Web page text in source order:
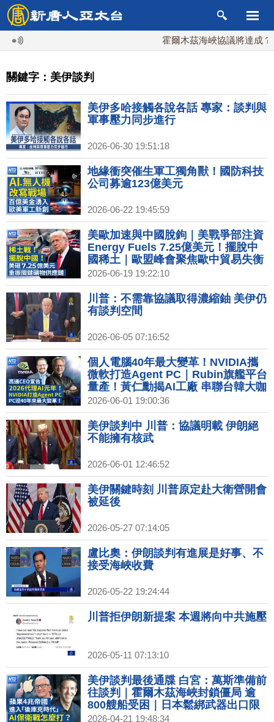
霍爾木茲海峽協議將達成？伊
關鍵字：美伊談判
美伊多哈接觸各說各話 專家：談判與
軍事壓力同步進行
2026-06-30 19:51:18
地緣衝突催生軍工獨角獸！國防科技
公司募逾123億美元
2026-06-22 19:45:59
美歐加速與中國脫鉤｜美戰爭部注資
Energy Fuels 7.25億美元！擺脫中
國稀土｜歐盟峰會聚焦歐中貿易失衡
德媒：歐盟將對中國PHEV徵稅
2026-06-19 19:22:10
川普：不需靠協議取得濃縮鈾 美伊仍
有談判空間
2026-06-05 07:16:52
個人電腦40年最大變革！NVIDIA攜
微軟打造Agent PC｜Rubin旗艦平台
量產！黃仁勳揭AI工廠 串聯台韓大咖
｜高通CEO宣告「2026代理AI元年」
新伺服器機櫃亮相｜中國製造業PMI
降至三個月低點
2026-06-01 19:00:36
美伊談判中 川普：協議明載 伊朗絕
不能擁有核武
2026-06-01 12:46:52
美伊關鍵時刻 川普原定赴大衛營開會
被延後
2026-05-27 07:14:05
盧比奧：伊朗談判有進展是好事、不
接受海峽收費
2026-05-22 19:24:44
川普拒伊朗新提案 本週將向中共施壓
2026-05-11 07:13:10
美伊談判最後通牒 白宮：萬斯準備前
往談判｜霍爾木茲海峽封鎖僵局 逾
800艘船受困｜日本鬆綁武器出口限
制 飛彈、驅逐艦可外銷｜蘋果庫克卸
2026-04-21 19:48:34